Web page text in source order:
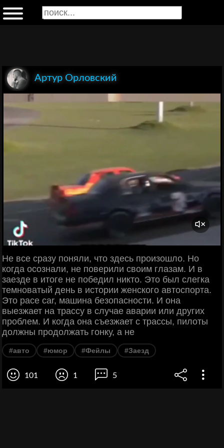
Артур Орловский
Не все сразу поняли, что здесь произошло. Но
когда осознали, не поверили своим глазам. И в
заезде в итоге не победил никто. Это был слегка
темноватый день в истории женского автоспорта.
Это pace car, машина безопасности. И она
выезжает на трассу в случае аварии или других
проблем. И когда она съезжает с трассы, пилоты
должны продолжать гонку, а не
#авто #юмор #Фейлы #Заезд
101 1 5